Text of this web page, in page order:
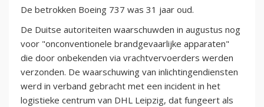
De betrokken Boeing 737 was 31 jaar oud.
De Duitse autoriteiten waarschuwden in augustus nog
voor "onconventionele brandgevaarlijke apparaten"
die door onbekenden via vrachtvervoerders werden
verzonden. De waarschuwing van inlichtingendiensten
werd in verband gebracht met een incident in het
logistieke centrum van DHL Leipzig, dat fungeert als